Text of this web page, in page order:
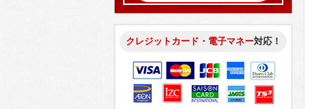
クレジットカード・電子マネー対応！